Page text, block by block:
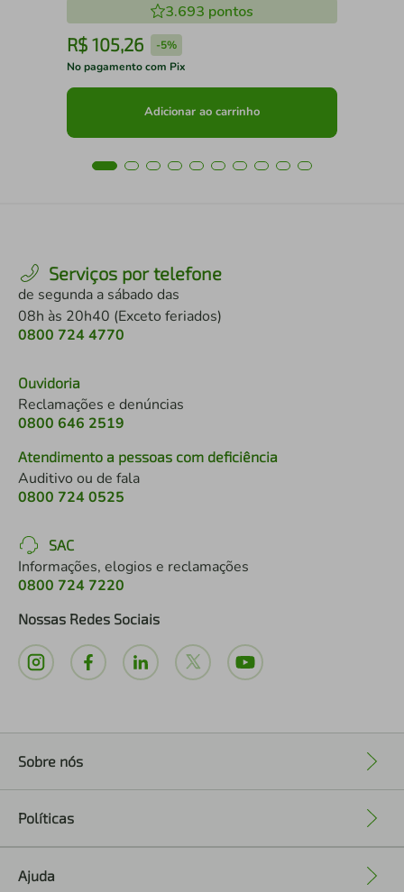
3.693 pontos
R$ 105,26 -5%
No pagamento com Pix
Adicionar ao carrinho
Serviços por telefone
de segunda a sábado das
08h às 20h40 (Exceto feriados)
0800 724 4770
Ouvidoria
Reclamações e denúncias
0800 646 2519
Atendimento a pessoas com deficiência
Auditivo ou de fala
0800 724 0525
SAC
Informações, elogios e reclamações
0800 724 7220
Nossas Redes Sociais
Sobre nós
Políticas
Ajuda